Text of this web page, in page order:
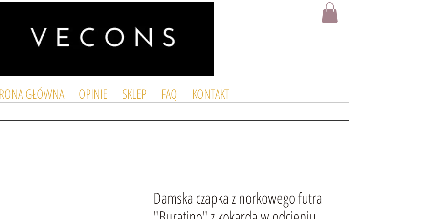
GŁÓWNA OPINIE SKLEP FAQ KONTAKT
Damska czapka z norkowego futra